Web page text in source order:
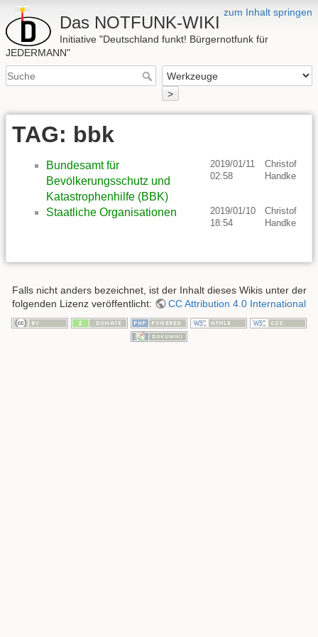
zum Inhalt springen
Das NOTFUNK-WIKI
Initiative "Deutschland funkt! Bürgernotfunk für
JEDERMANN"
>
TAG: bbk
Bundesamt für
Bevölkerungsschutz und
Katastrophenhilfe (BBK)
2019/01/11
02:58
Christof
Handke
Staatliche Organisationen
2019/01/10
18:54
Christof
Handke
Falls nicht anders bezeichnet, ist der Inhalt dieses Wikis unter der
folgenden Lizenz veröffentlicht:
CC Attribution 4.0 International